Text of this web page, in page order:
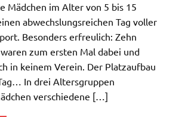
Mädchen im Alter von 5 bis 15
abwechslungsreichen Tag voller
Besonders erfreulich: Zehn
zum ersten Mal dabei und
in keinem Verein. Der Platzaufbau
In drei Altersgruppen
verschiedene […]